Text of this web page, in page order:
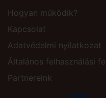
Hogyan működik?
Kapcsolat
Adatvédelmi nyilatkozat
Általános felhasználási
Partnereink